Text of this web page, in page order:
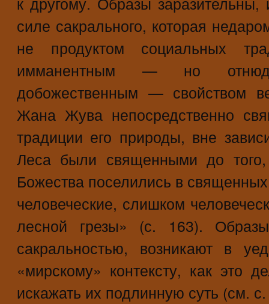
силе сакрального, которая
не продуктом социальных
имманентным — но
добожественным — свойством
Жана Жува непосредственно
традиции его природы, вне
Леса были священными до
Божества поселились в
человеческие, слишком
лесной грезы» (с. 163).
сакральностью, возникают в
«мирскому» контексту, как это
искажать их подлинную суть (см.